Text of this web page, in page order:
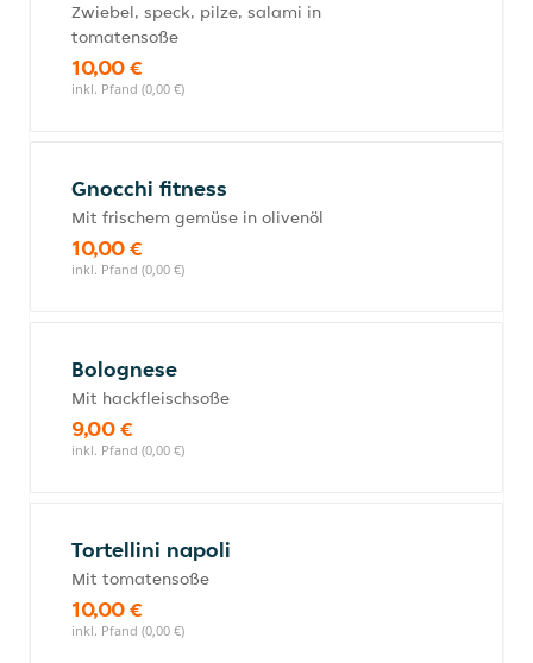
Zwiebel, speck, pilze, salami in
tomatensoße
10,00 €
inkl. Pfand (0,00 €)
Gnocchi fitness
Mit frischem gemüse in olivenöl
10,00 €
inkl. Pfand (0,00 €)
Bolognese
Mit hackfleischsoße
9,00 €
inkl. Pfand (0,00 €)
Tortellini napoli
Mit tomatensoße
10,00 €
inkl. Pfand (0,00 €)